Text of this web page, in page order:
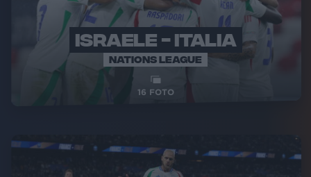
ISRAELE - ITALIA
NATIONS LEAGUE
16 FOTO